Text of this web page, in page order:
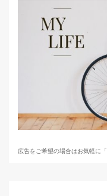
広告をご希望の場合はお気軽に「